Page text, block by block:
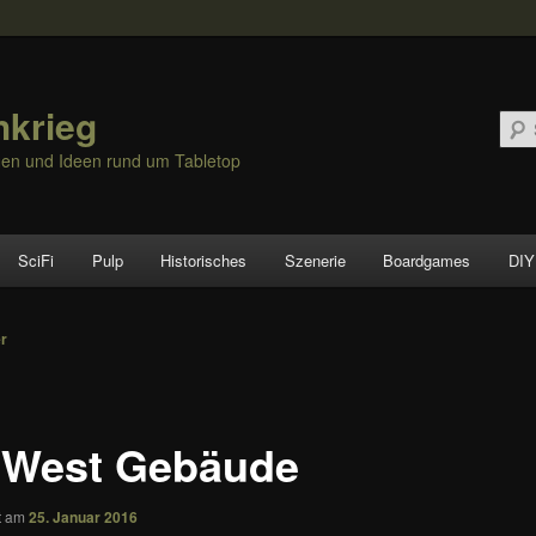
und Ideen rund um Tabletop
SciFi Pulp Historisches Szenerie Boardgames DIY
Gebäude
am25. Januar 2016